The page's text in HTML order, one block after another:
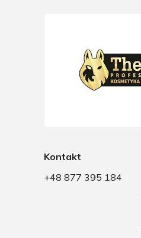
Kontakt
+48 877 395 184